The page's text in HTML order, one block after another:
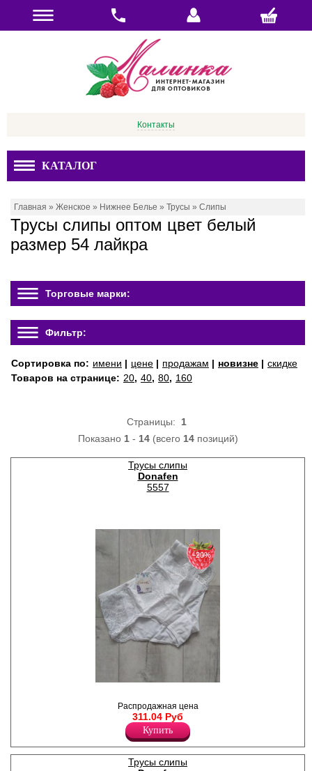
Контакты
КАТАЛОГ
Главная » Женское » Нижнее Белье » Трусы » Слипы
Трусы слипы оптом цвет белый
размер 54 лайкра
Торговые марки:
Фильтр:
Сортировка по: имени | цене | продажам | новизне | скидке
Товаров на странице: 20, 40, 80, 160
Страницы: 1
Показано 1- 14(всего 14позиций)
Трусы слипы
Donafen
5557
полотна с кружевными
вставками, средней линией
талии, гигиеничной х/б
ластовицей.
Лайкра 10%
Хлопок 55%
Нейлон 35%
−20%
Распродажная цена
311.04 Руб
Купить
Трусы слипы